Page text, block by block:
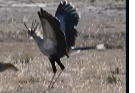
دعای روز ششم ماه رمضان؛ ۵ اسفند ۱۴۰۴
دعای روز پنجم ماه رمضان؛ ۴ اسفند ۱۴۰۴
دعای روز چهارم ماه مبارک رمضان؛ ۳ اسفند ۱۴۰۴
دعای روز سوم ماه مبارک رمضان؛ ۱۴ اسفند ۱۴۰۴
دعای روز دوم ماه مبارک رمضان ۱ اسفند ماه ۱۴۰۴
دعای روز اول ماه مبارک رمضان، ۳۰ بهمن ۱۴۰۴
حضرت زینب(س) چگونه از دنیا رفت؟